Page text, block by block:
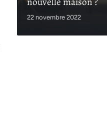
22 novembre 2022